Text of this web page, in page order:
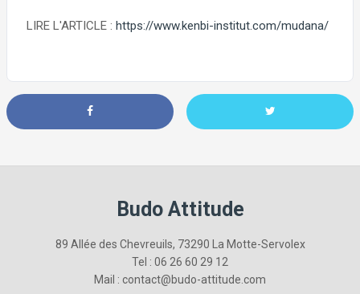
LIRE L'ARTICLE : https://www.kenbi-institut.com/mudana/
Budo Attitude
89 Allée des Chevreuils, 73290 La Motte-Servolex
Tel : 06 26 60 29 12
Mail : contact@budo-attitude.com